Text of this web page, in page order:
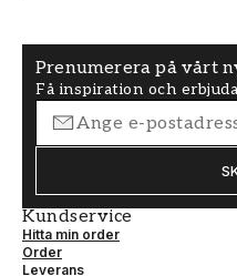
Prenumerera på vårt
Få inspiration och
Kundservice
Hitta min order
Order
Leverans